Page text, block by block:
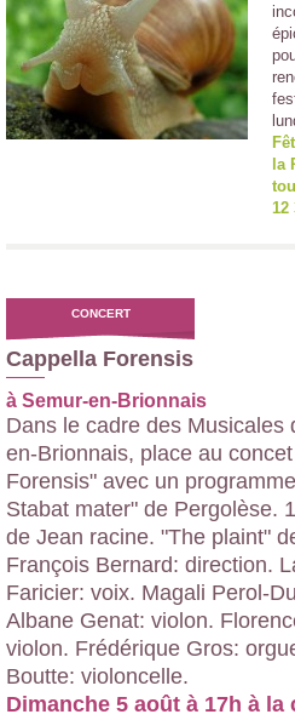
la
12
CONCERT
Cappella Forensis
à Semur-en-Brionnais
Dans le cadre des Musicales
en-Brionnais, place au
Forensis" avec un
Stabat mater" de Pergolèse.
de Jean racine. "The plaint"
François Bernard: direction.
Faricier: voix. Magali Perol-
Albane Genat: violon.
violon. Frédérique Gros:
Boutte: violoncelle.
Dimanche 5 août à 17h à la